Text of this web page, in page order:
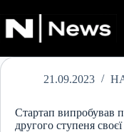
до
вмісту
21.09.2023
Стартап випробував
другого ступеня